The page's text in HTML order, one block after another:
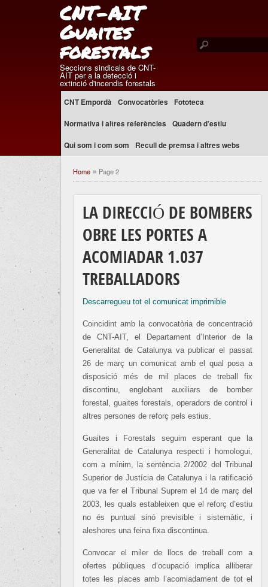
CNT-AIT
Guaites
forestals
Seccions sindicals de CNT-
AIT per a la detecció i
extinció d'incendis forestals
CNT Empordà Convocatòries
Fototeca
Normativa i altres referències Quadern d’estiu
Qui som i com som
Recull de premsa i altres webs
Home » Page 2
LA DIRECCIÓ DE BOMBERS
OBRE LES PORTES A
ACOMIADAR 1.037
TREBALLADORS
Descarregueu tot el comunicat imprimible
Coincidint amb la convocatòria de concentració
de CNT-AIT, el Departament d’Interior de la
Generalitat de Catalunya va publicar el passat
26 de març un comunicat amb el qual posa a
disposició més de mil places de treball fix
discontinu, englobant auxiliars de bomber
forestal, guaites forestals, operadors de control i
altres persones de reforç pels estius.
Guaites i Forestals seguim esperant que la
Generalitat de Catalunya respecti i homologui,
com a mínim, la sentència 2/2002 del Tribunal
Superior de Justícia de Catalunya i la ratificació
que va fer el Tribunal Suprem el 14 de març del
2003, les quals estableixen que el reforç d’estiu
no és puntual sinó previsible i sistemàtic, i
aleshores una feina fixa discontinua.
Convocar el miler de llocs de treball com a
ofertes públiques d’ocupació implica alliberar
totes les places amb l’acomiadament de tot el